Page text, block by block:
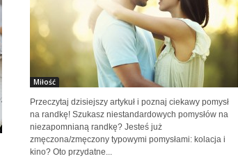
Miłość
Przeczytaj dzisiejszy artykuł i poznaj ciekawy pomysł
na randkę! Szukasz niestandardowych pomysłów na
niezapomnianą randkę? Jesteś już
zmęczona/zmęczony typowymi pomysłami: kolacja i
kino? Oto przydatne...